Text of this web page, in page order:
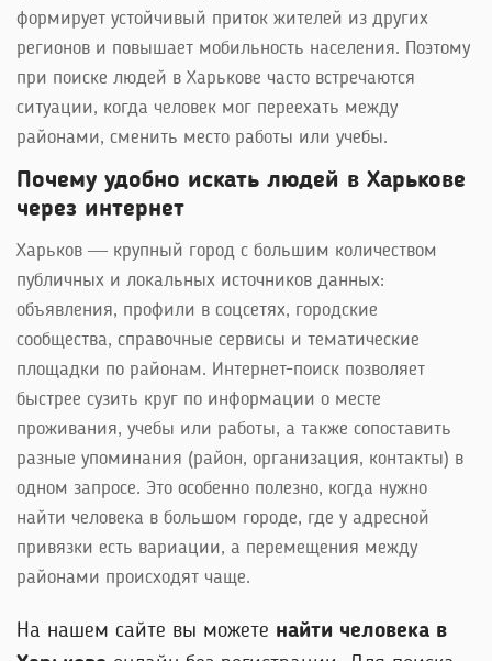
формирует устойчивый приток жителей из других
регионов и повышает мобильность населения. Поэтому
при поиске людей в Харькове часто встречаются
ситуации, когда человек мог переехать между
районами, сменить место работы или учебы.
Почему удобно искать людей в Харькове
через интернет
Харьков — крупный город с большим количеством
публичных и локальных источников данных:
объявления, профили в соцсетях, городские
сообщества, справочные сервисы и тематические
площадки по районам. Интернет-поиск позволяет
быстрее сузить круг по информации о месте
проживания, учебы или работы, а также сопоставить
разные упоминания (район, организация, контакты) в
одном запросе. Это особенно полезно, когда нужно
найти человека в большом городе, где у адресной
привязки есть вариации, а перемещения между
районами происходят чаще.
На нашем сайте вы можете найти человека в